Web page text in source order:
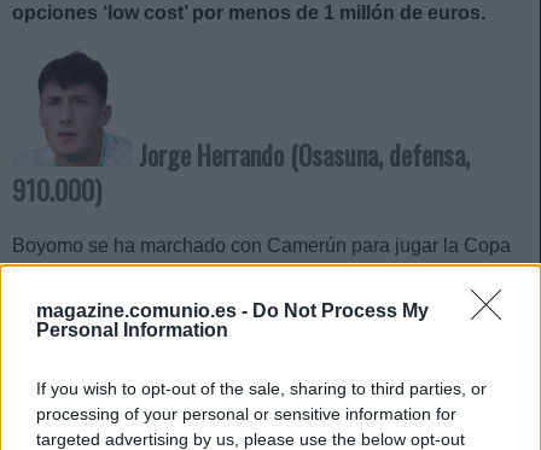
magazine.comunio.es - Do Not Process My
Personal Information
If you wish to opt-out of the sale, sharing to third parties, or
processing of your personal or sensitive information for
targeted advertising by us, please use the below opt-out
opciones ‘low cost’ por menos de 1 millón de euros.
Jorge Herrando (Osasuna, defensa,
910.000)
Boyomo se ha marchado con Camerún para jugar la Copa
rojillo será cubierto casi con total seguridad por Jorge
Herrando, quien ya fue titular en el último partido ante el
euros y promedia 3,18 puntos en la temporada.